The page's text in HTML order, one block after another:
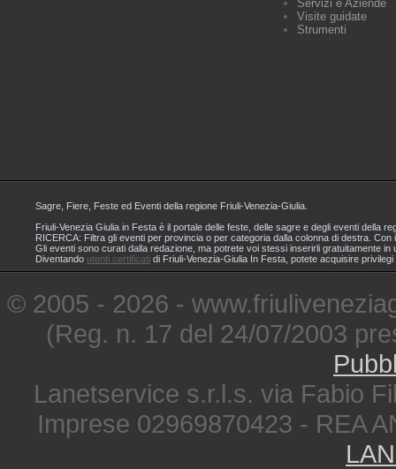
Servizi e Aziende
Visite guidate
Strumenti
Sagre, Fiere, Feste ed Eventi della regione Friuli-Venezia-Giulia.
Friuli-Venezia Giulia in Festa è il portale delle feste, delle sagre e degli eventi della
RICERCA: Filtra gli eventi per provincia o per categoria dalla colonna di destra.
Gli eventi sono curati dalla redazione, ma potrete voi stessi inserirli gratuitamente
Diventando utenti certificati di Friuli-Venezia-Giulia In Festa, potete acquisire
© 2005 - 2026 -
(Reg. n. 17 del 24/07/2003
Lanetservice s.r.l.s. via Fabio
Imprese 02969870423 - REA